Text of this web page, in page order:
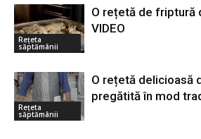
Rețeta
săptămânii
O rețetă de friptură
VIDEO
Rețeta
săptămânii
O rețetă delicioasă
pregătită în mod